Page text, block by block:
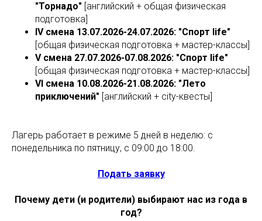
"Торнадо" [английский + общая физическая
подготовка]
IV смена 13.07.2026-24.07.2026: "Спорт life"
[общая физическая подготовка + мастер-классы]
V смена 27.07.2026-07.08.2026: "Спорт life"
[общая физическая подготовка + мастер-классы]
VI смена 10.08.2026-21.08.2026: "Лето
приключений" [английский + city-квесты]
Лагерь работает в режиме 5 дней в неделю: с
понедельника по пятницу, с 09:00 до 18:00.
Подать заявку
Почему дети (и родители) выбирают нас из года в
год?